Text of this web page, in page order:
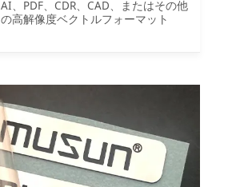
AI、PDF、CDR、CAD、またはその他
の高解像度ベクトルフォーマット